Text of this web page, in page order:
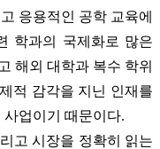
응용적인 공학 교육에
학과의 국제화로 많은
해외 대학과 복수 학위
적 감각을 지닌 인재를
업이기 때문이다.
고 시장을 정확히 읽는